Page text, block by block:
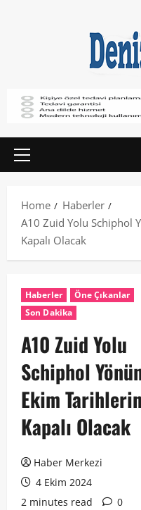
Home
Haberler
A10 Zuid Yolu Schiphol
Kapalı Olacak
Haberler
Öne Çıkanlar
Son Dakika
A10 Zuid Yolu
Schiphol
Ekim
Kapalı Olacak
Haber Merkezi
4 Ekim 2024
2 minutes read
0